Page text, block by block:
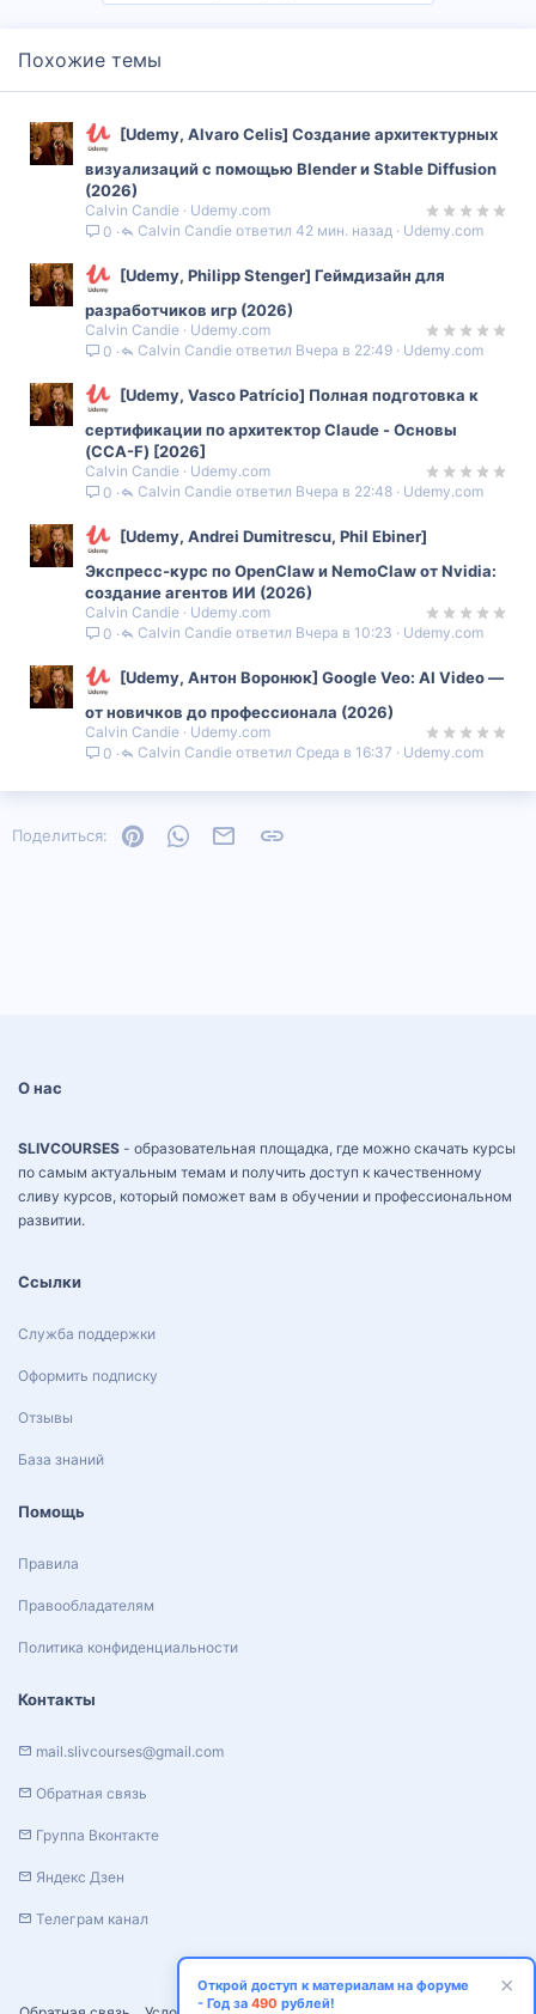
Похожие темы
[Udemy, Alvaro Celis] Создание архитектурных
визуализаций с помощью Blender и Stable Diffusion
(2026)
Calvin Candie
Udemy.com
0
Udemy.com
42 мин. назад
Calvin Candie
[Udemy, Philipp Stenger] Геймдизайн для
разработчиков игр (2026)
Calvin Candie
Udemy.com
0
Udemy.com
Вчера в 22:49
Calvin Candie
[Udemy, Vasco Patrício] Полная подготовка к
сертификации по архитектор Claude - Основы
(CCA-F) [2026]
Calvin Candie
Udemy.com
0
Udemy.com
Вчера в 22:48
Calvin Candie
[Udemy, Andrei Dumitrescu, Phil Ebiner]
Экспресс-курс по OpenClaw и NemoClaw от Nvidia:
создание агентов ИИ (2026)
Calvin Candie
Udemy.com
0
Udemy.com
Вчера в 10:23
Calvin Candie
[Udemy, Антон Воронюк] Google Veo: AI Video —
от новичков до профессионала (2026)
Calvin Candie
Udemy.com
0
Udemy.com
Среда в 16:37
Calvin Candie
Поделиться: PinterestWhatsAppЭлектронная почта
О нас
SLIVCOURSES - образовательная площадка, где можно скачать курсы
по самым актуальным темам и получить доступ к качественному
сливу курсов, который поможет вам в обучении и профессиональном
развитии.
Ссылки
Служба поддержки
Оформить подписку
Отзывы
База знаний
Помощь
Правила
Правообладателям
Политика конфиденциальности
Контакты
mail.slivcourses@gmail.com
Обратная связь
Группа Вконтакте
Яндекс Дзен
Телеграм канал
Открой доступ к материалам на форуме
- Год за 490 рублей!